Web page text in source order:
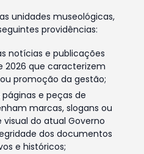
unidades museológicas,
providências:
notícias e publicações
2026 que caracterizem
promoção da gestão;
e peças de
marcas, slogans ou
do atual Governo
dos documentos
e históricos;